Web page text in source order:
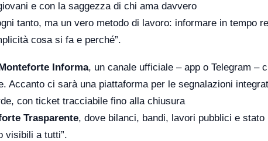
e con la saggezza di chi ama davvero
tanto, ma un vero metodo di lavoro: informare in tempo
cosa si fa e perché”.
Informa, un canale ufficiale – app o Telegram –
ci sarà una piattaforma per le segnalazioni
con ticket tracciabile fino alla chiusura
Trasparente, dove bilanci, bandi, lavori pubblici e stato
visibili a tutti”.